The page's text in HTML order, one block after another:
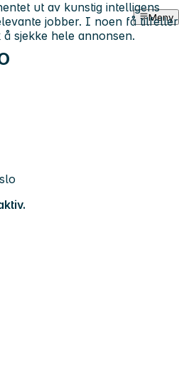
Meny
ut av kunstig intelligens
jobber. I noen få tilfeller
sjekke hele annonsen.